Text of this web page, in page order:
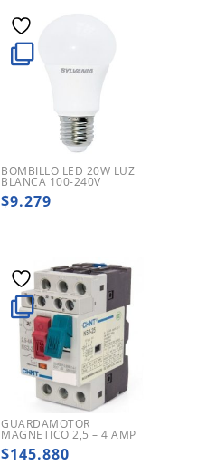
BOMBILLO LED 20W LUZ
BLANCA 100-240V
$9.279
GUARDAMOTOR
MAGNETICO 2,5 – 4 AMP
$145.880